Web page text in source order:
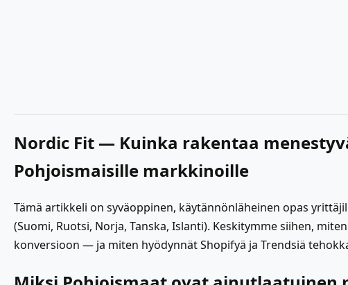
Nordic Fit — Kuinka rakentaa
Pohjoismaisille markkinoille
Tämä artikkeli on syväoppinen, käytännönläheinen opas
(Suomi, Ruotsi, Norja, Tanska, Islanti). Keskitymme siihen,
konversioon — ja miten hyödynnät Shopifyä ja Trendsiä